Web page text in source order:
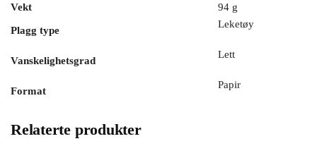
Vekt 94 g
Plagg type
Leketøy
Vanskelighetsgrad
Lett
Format
Papir
Relaterte produkter